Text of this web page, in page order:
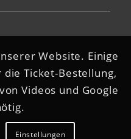
Website. Einige
Ticket-Bestellung,
Videos und Google
Einstellungen